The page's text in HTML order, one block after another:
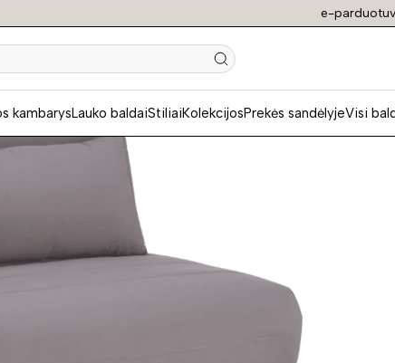
e-
kambarysLauko baldaiStiliaiKolekcijosPrekės sandėlyjeVisi